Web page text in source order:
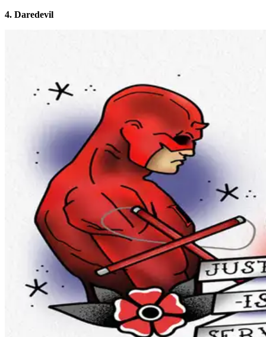
4. Daredevil